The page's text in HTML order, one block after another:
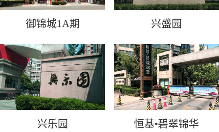
御锦城1A期 兴盛园
兴乐园 恒基•碧翠锦华